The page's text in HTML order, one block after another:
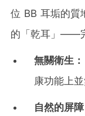
位 BB 耳垢的
的「乾耳」——
無關衛生：
康功能上並
自然的屏障